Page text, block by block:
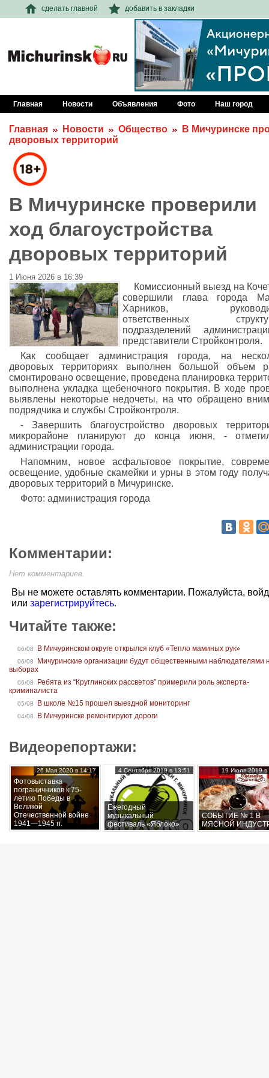
сделать главной добавить в закладки
Главная Новости Объявления Фото Наш город
Главная Новости Общество
В Мичуринске
дворовых территорий
В Мичуринске проверили
ход благоустройства
дворовых территорий
1 Июня 2026 в 16:39
Комиссионный выезд на
совершили глава города
Харников,
ответственных
подразделений
представители Стройконтроля.
Как сообщает администрация города, на
дворовых территориях выполнен большой объем
смонтировано освещение, проведена планировка
выполнена укладка щебеночного покрытия. В ходе
выявлены некоторые недочеты, на что обращено
подрядчика и службы Стройконтроля.
- Завершить благоустройство дворовых
микрорайоне планируют до конца июня, -
администрации города.
Напомним, новое асфальтовое покрытие,
освещение, удобные скамейки и урны в этом году
дворовых территорий в Мичуринске.
Фото: администрация города
Комментарии:
Нет комментариев.
Вы не можете оставлять комментарии. Пожалуйста,
или зарегистрируйтесь.
Читайте также:
06/08 В Мичуринском округе открылся клуб «Тепло маминых рук»
06/08
Мичуринские организации будут общественными наблюдателями
выборах
06/08
Ребята из “Круглинских рассветов” примерили роль эксперта-
криминалиста
05/08 В школе №15 прошел выездной мониторинг
04/08 В Мичуринске ремонтируют дороги
Видеорепортажи:
Фотовыставка
пограничников к 75-
летию Победы в
Великой
Отечественной войне
1941—1945 гг.
26 Мая 2020 в 14:17
Ежегодный
музыкальный
фестиваль «Яблоко»
4 Сентября 2019 в 13:51
СОБЫТИЕ № 1 В
МЯСНОЙ
19 Июля 2019 в